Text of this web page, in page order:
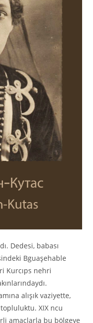
Dedesi, babası
Bguaşehable
Kurcıps nehri
alışık vaziyette,
topluluktu. XIX ncu
amaçlarla bu bölgeye